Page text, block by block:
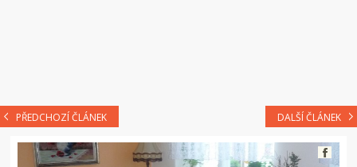
PŘEDCHOZÍ ČLÁNEK DALŠÍ ČLÁNEK